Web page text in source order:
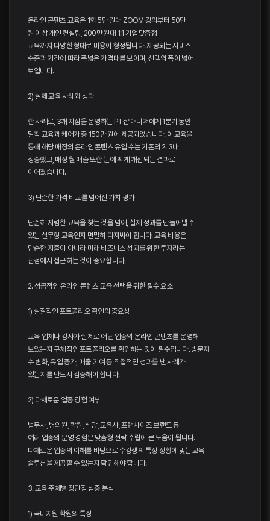
온라인 콘텐츠 교육은 1회 5만 원대 ZOOM 강의부터 50만
원 이상 개인 컨설팅, 200만 원대 1:1 기업 맞춤형
교육까지 다양한 형태로 비용이 형성됩니다. 제공되는 서비스
수준과 기간에 따라 폭넓은 가격대를 보이며, 선택의 폭이 넓어
보입니다.
2) 실제 교육 사례와 성과
한 사례로, 3개 지점을 운영하는 PT샵 매니저에게 1분기 동안
밀착 교육과 케어가 총 150만 원에 제공되었습니다. 이 교육을
통해 해당 매장의 온라인 콘텐츠 유입 수는 기존의 2. 3배
상승했고, 매장 월 매출 또한 눈에 띄게 개선되는 결과로
이어졌습니다.
3) 단순한 가격 비교를 넘어선 가치 평가
단순히 저렴한 교육을 찾는 것을 넘어, 실제 성과를 만들어낼 수
있는 실무형 교육인지 면밀히 따져봐야 합니다. 교육 비용은
단순한 지출이 아니라 미래 비즈니스 성과를 위한 투자라는
관점에서 접근하는 것이 중요합니다.
2. 성공적인 온라인 콘텐츠 교육 선택을 위한 필수 요소
1) 실질적인 포트폴리오 확인의 중요성
교육 업체나 강사가 실제로 어떤 업종의 온라인 콘텐츠를 운영해
보았는지 구체적인 포트폴리오를 확인하는 것이 필수입니다. 방문자
수 변화, 유입 증가, 매출 기여 등 직접적인 성과를 낸 사례가
있는지를 반드시 검증해야 합니다.
2) 다채로운 업종 경험 여부
법무사, 병의원, 학원, 식당, 교육사, 프랜차이즈 브랜드 등
여러 업종의 운영 경험은 맞춤형 전략 수립에 큰 도움이 됩니다.
다채로운 업종의 이해를 바탕으로 수강생의 특정 상황에 맞는 교육
솔루션을 제공할 수 있는지 확인해야 합니다.
3. 교육 주체별 장단점 심층 분석
1) 국비지원 학원의 특징